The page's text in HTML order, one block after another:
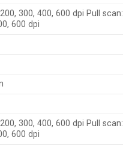
300, 400, 600 dpi Pull
600 dpi
300, 400, 600 dpi Pull
600 dpi